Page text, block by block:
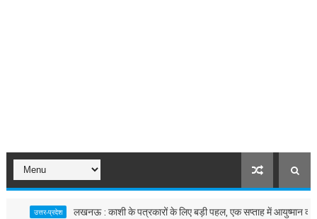
लखनऊ : काशी के पत्रकारों के लिए बड़ी पहल, एक सप्ताह में आयुष्मान कार्ड देने